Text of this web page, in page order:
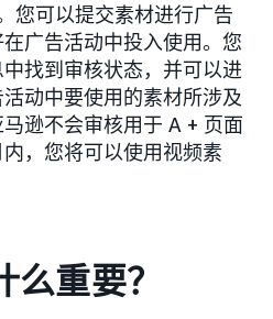
您可以提交素材进行广告
广告活动中投入使用。您
找到审核状态，并可以进
动中要使用的素材所涉及
逊不会审核用于 A + 页面
，您将可以使用视频素
重要？